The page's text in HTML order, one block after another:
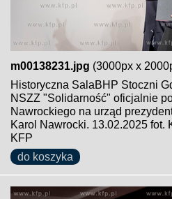
m00138231.jpg (3000px x
Historyczna SalaBHP Stoczni
NSZZ "Solidarność" oficjalnie
Nawrockiego na urząd
Karol Nawrocki. 13.02.2025 fot.
KFP
do koszyka